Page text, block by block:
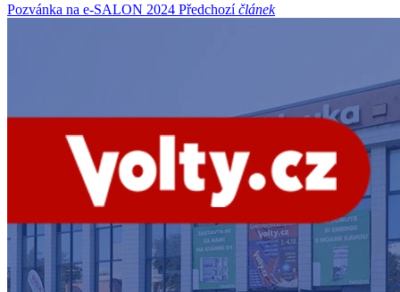
Pozvánka na e-SALON 2024 Předchozíčlánek